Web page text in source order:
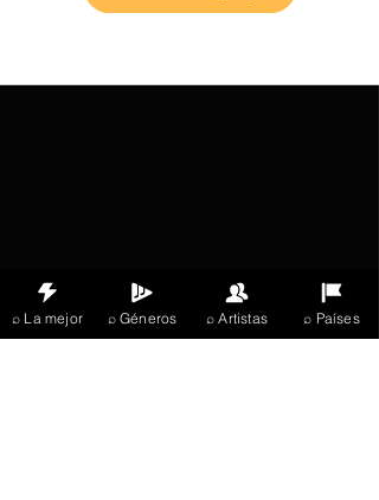
⌕ La mejor ⌕ Géneros ⌕ Artistas ⌕ Países